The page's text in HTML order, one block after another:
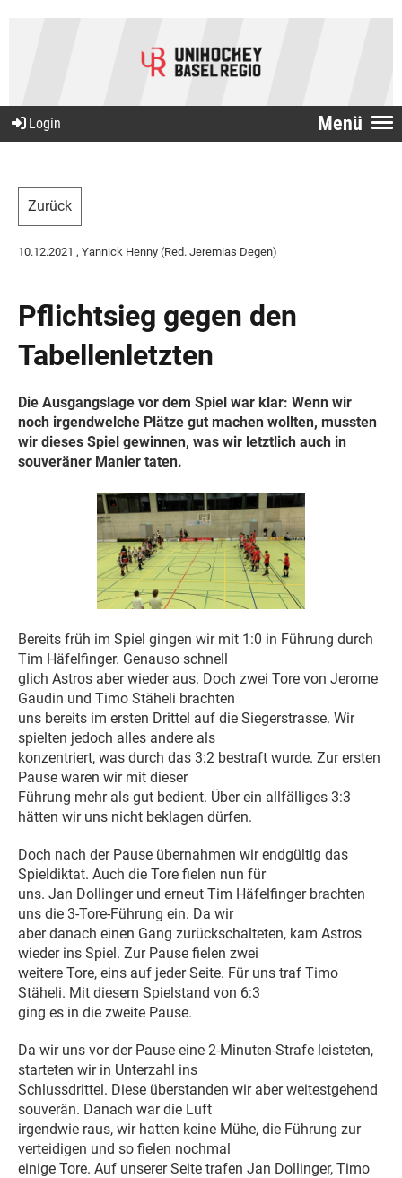
Menü
Login
Zurück
10.12.2021 , Yannick Henny (Red. Jeremias Degen)
Pflichtsieg gegen den
Tabellenletzten
Die Ausgangslage vor dem Spiel war klar: Wenn wir
noch irgendwelche Plätze gut machen wollten, mussten
wir dieses Spiel gewinnen, was wir letztlich auch in
souveräner Manier taten.
Bereits früh im Spiel gingen wir mit 1:0 in Führung durch
Tim Häfelfinger. Genauso schnell
glich Astros aber wieder aus. Doch zwei Tore von Jerome
Gaudin und Timo Stäheli brachten
uns bereits im ersten Drittel auf die Siegerstrasse. Wir
spielten jedoch alles andere als
konzentriert, was durch das 3:2 bestraft wurde. Zur ersten
Pause waren wir mit dieser
Führung mehr als gut bedient. Über ein allfälliges 3:3
hätten wir uns nicht beklagen dürfen.
Doch nach der Pause übernahmen wir endgültig das
Spieldiktat. Auch die Tore fielen nun für
uns. Jan Dollinger und erneut Tim Häfelfinger brachten
uns die 3-Tore-Führung ein. Da wir
aber danach einen Gang zurückschalteten, kam Astros
wieder ins Spiel. Zur Pause fielen zwei
weitere Tore, eins auf jeder Seite. Für uns traf Timo
Stäheli. Mit diesem Spielstand von 6:3
ging es in die zweite Pause.
Da wir uns vor der Pause eine 2-Minuten-Strafe leisteten,
starteten wir in Unterzahl ins
Schlussdrittel. Diese überstanden wir aber weitestgehend
souverän. Danach war die Luft
irgendwie raus, wir hatten keine Mühe, die Führung zur
verteidigen und so fielen nochmal
einige Tore. Auf unserer Seite trafen Jan Dollinger, Timo